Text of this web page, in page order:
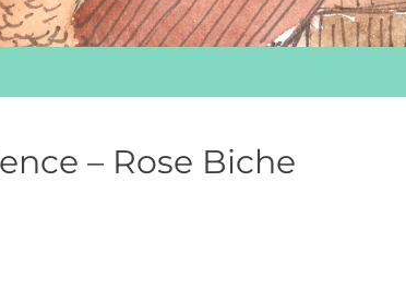
– Rose Biche